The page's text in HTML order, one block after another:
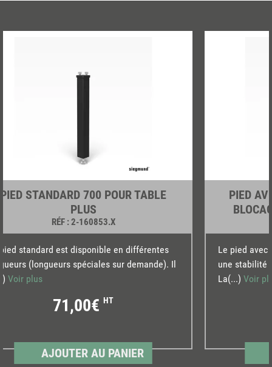
PIED STANDARD 700 POUR TABLE
PLUS
RÉF: 2-160853.X
standard est disponible en différentes
(longueurs spéciales sur demande). Il
Voir plus
71,00€ HT
AJOUTER AU PANIER
PIED
Le pied
une stabilité
La(...) Voir